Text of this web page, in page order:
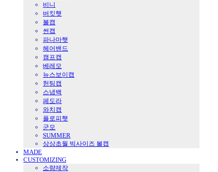
비니
버킷햇
볼캡
썬캡
파나마햇
헤어밴드
캠프캡
베레모
뉴스보이캡
헌팅캡
스냅백
페도라
와치캡
플로피햇
군모
SUMMER
상상초월 빅사이즈 볼캡
MADE
CUSTOMIZING
소량제작